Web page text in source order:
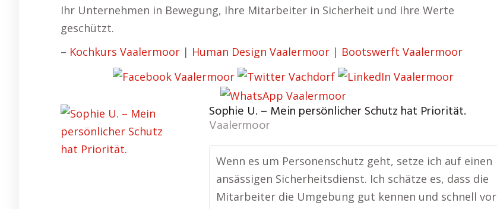
Ihr Unternehmen in Bewegung, Ihre Mitarbeiter in Sicherheit und Ihre Werte
geschützt.
– Kochkurs Vaalermoor | Human Design Vaalermoor | Bootswerft Vaalermoor
Sophie U. – Mein persönlicher Schutz hat Priorität.
Vaalermoor
Wenn es um Personenschutz geht, setze ich auf einen
ansässigen Sicherheitsdienst. Ich schätze es, dass die
Mitarbeiter die Umgebung gut kennen und schnell vor